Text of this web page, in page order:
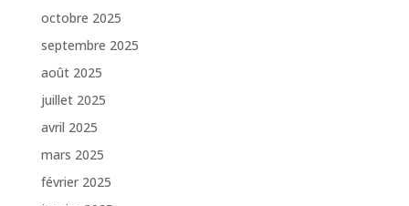
octobre 2025
septembre 2025
août 2025
juillet 2025
avril 2025
mars 2025
février 2025